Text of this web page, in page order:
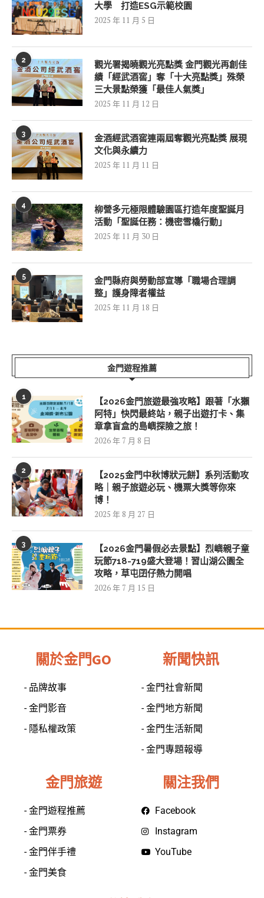
大學 打造ESG示範校園
2025 年 11 月 5 日
2
觀光署揭曉觀光亮點獎 金門觀光再創佳
績「經武酒窖」奪「十大亮點獎」殊榮
三大景點榮獲「最佳人氣獎」
2025 年 11 月 12 日
3
金酒經武酒窖連兩屆奪觀光亮點獎 展現
文化與永續力
2025 年 11 月 11 日
4
柳營多元極限體驗園區打造年度聖誕月
活動「聖誕任務：機密雪橇行動」
2025 年 11 月 30 日
5
金門縣府與勞動部宣導「職場合理調
整」護身障者權益
2025 年 11 月 18 日
金門遊程推薦
1
【2026金門旅遊最強攻略】跟著「水獺
阿特」快閃最終站，親子出遊打卡、集
章拿盲盒的島嶼探險之旅！
2026 年 7 月 8 日
2
【2025金門中秋博狀元餅】系列活動攻
略｜親子旅遊必玩、機票大獎等你來
博！
2025 年 8 月 27 日
3
【2026金門暑假必去景點】烈嶼親子童
玩節718-719盛大登場！習山湖公園全
攻略，草屯囝仔熱力開唱
2026 年 7 月 15 日
關於金門GO
- 品牌故事
- 金門影音
- 隱私權政策
新聞快訊
- 金門社會新聞
- 金門地方新聞
- 金門生活新聞
- 金門專題報導
金門旅遊
- 金門遊程推薦
- 金門票券
- 金門伴手禮
- 金門美食
關注我們
Facebook
Instagram
YouTube